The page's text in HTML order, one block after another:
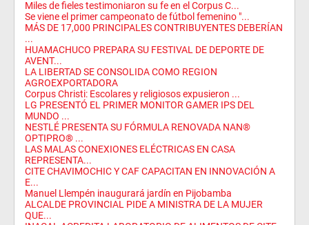
Miles de fieles testimoniaron su fe en el Corpus C...
Se viene el primer campeonato de fútbol femenino "...
MÁS DE 17,000 PRINCIPALES CONTRIBUYENTES DEBERÍAN
...
HUAMACHUCO PREPARA SU FESTIVAL DE DEPORTE DE
AVENT...
LA LIBERTAD SE CONSOLIDA COMO REGION
AGROEXPORTADORA
Corpus Christi: Escolares y religiosos expusieron ...
LG PRESENTÓ EL PRIMER MONITOR GAMER IPS DEL
MUNDO ...
NESTLÉ PRESENTA SU FÓRMULA RENOVADA NAN®
OPTIPRO® ...
LAS MALAS CONEXIONES ELÉCTRICAS EN CASA
REPRESENTA...
CITE CHAVIMOCHIC Y CAF CAPACITAN EN INNOVACIÓN A
E...
Manuel Llempén inaugurará jardín en Pijobamba
ALCALDE PROVINCIAL PIDE A MINISTRA DE LA MUJER
QUE...